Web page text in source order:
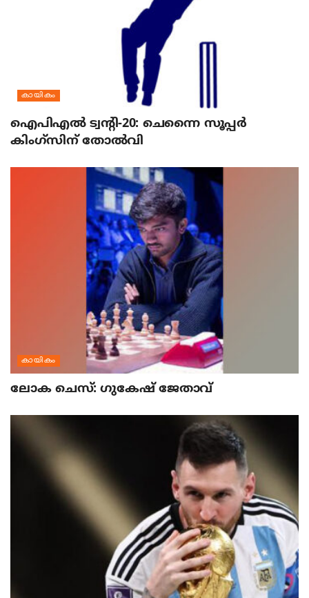
കായികം
ഐപിഎല്‍ ട്വന്റി-20: ചെന്നൈ സൂപ്പര്‍
കിംഗ്‌സിന് തോല്‍വി
കായികം
ലോക ചെസ്: ഗുകേഷ് ജേതാവ്